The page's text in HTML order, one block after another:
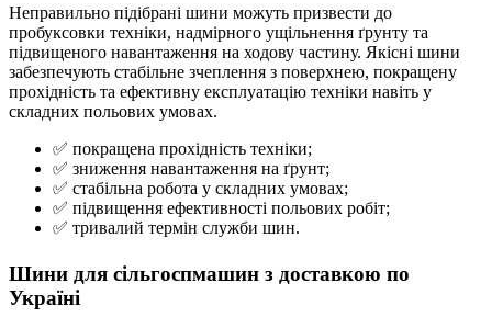
Неправильно підібрані шини можуть призвести до
пробуксовки техніки, надмірного ущільнення ґрунту та
підвищеного навантаження на ходову частину. Якісні шини
забезпечують стабільне зчеплення з поверхнею, покращену
прохідність та ефективну експлуатацію техніки навіть у
складних польових умовах.
✅ покращена прохідність техніки;
✅ зниження навантаження на ґрунт;
✅ стабільна робота у складних умовах;
✅ підвищення ефективності польових робіт;
✅ тривалий термін служби шин.
Шини для сільгоспмашин з доставкою по
Україні